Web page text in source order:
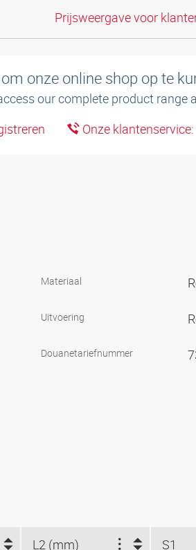
Prijsweergave voor
onze online shop op te
our complete product range
Onze
Materiaal
Uitvoering
Douanetariefnummer
L2 (mm) S1